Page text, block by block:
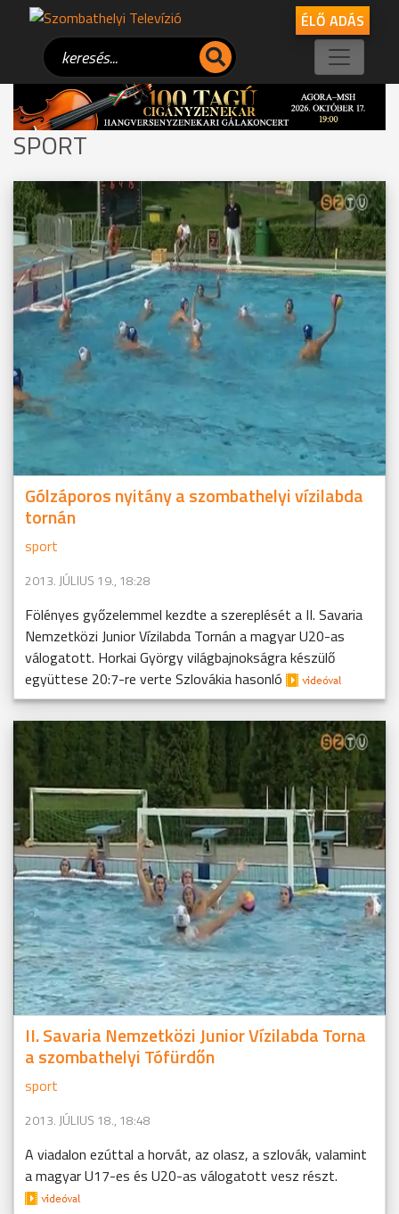
ÉLŐ ADÁS
SPORT
Gólzáporos nyitány a szombathelyi vízilabda
tornán
sport
2013. JÚLIUS 19., 18:28
Fölényes győzelemmel kezdte a szereplését a II. Savaria
Nemzetközi Junior Vízilabda Tornán a magyar U20-as
válogatott. Horkai György világbajnokságra készülő
együttese 20:7-re verte Szlovákia hasonló
II. Savaria Nemzetközi Junior Vízilabda Torna
a szombathelyi Tófürdőn
sport
2013. JÚLIUS 18., 18:48
A viadalon ezúttal a horvát, az olasz, a szlovák, valamint
a magyar U17-es és U20-as válogatott vesz részt.